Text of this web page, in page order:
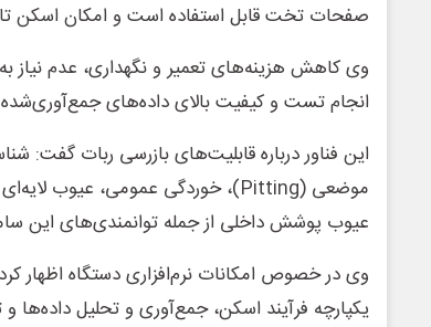
صفحات تخت قابل استفاده است و امکان اسکن
وی کاهش هزینه‌های تعمیر و نگهداری، عدم نیاز
انجام تست و کیفیت بالای داده‌های جمع‌آوری‌شده
این فناور درباره قابلیت‌های بازرسی ربات گفت:
عیوب پوشش داخلی از جمله توانمندی‌های این
وی در خصوص امکانات نرم‌افزاری دستگاه اظهار
یکپارچه فرآیند اسکن، جمع‌آوری و تحلیل